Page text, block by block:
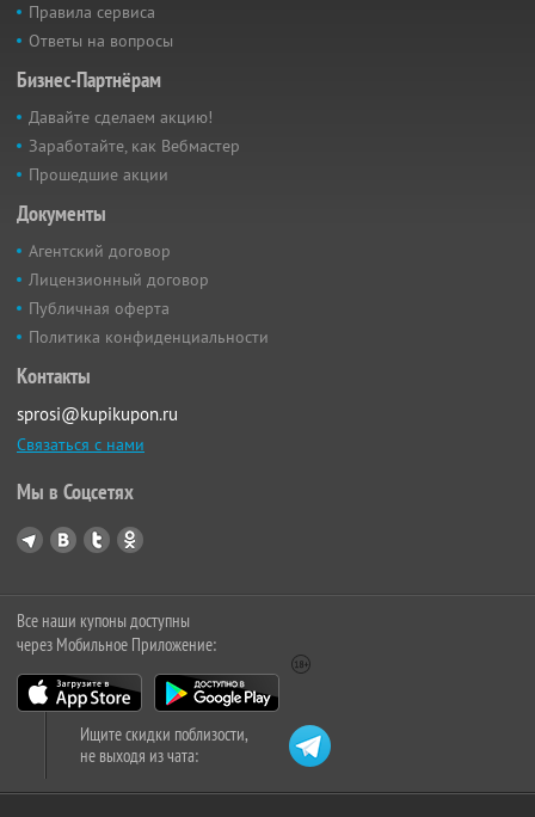
Правила сервиса
Ответы на вопросы
Бизнес-Партнёрам
Давайте сделаем акцию!
Заработайте, как Вебмастер
Прошедшие акции
Документы
Агентский договор
Лицензионный договор
Публичная оферта
Политика конфиденциальности
Контакты
sprosi@kupikupon.ru
Связаться с нами
Мы в Соцсетях
Все наши купоны доступны
через Мобильное Приложение:
Ищите скидки поблизости,
не выходя из чата: